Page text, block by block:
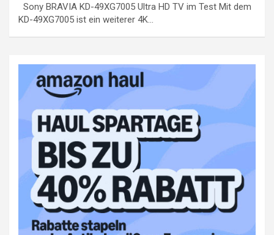
Sony BRAVIA KD-49XG7005 Ultra HD TV im Test Mit dem
KD-49XG7005 ist ein weiterer 4K…